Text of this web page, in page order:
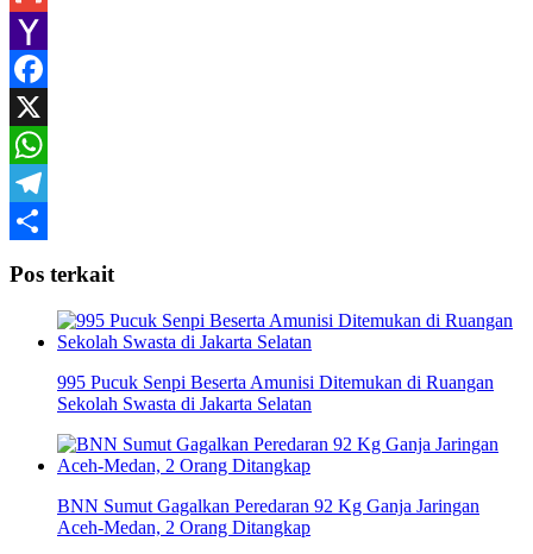
Gmail
Yahoo
Mail
Facebook
X
WhatsApp
Telegram
Pos terkait
995 Pucuk Senpi Beserta Amunisi Ditemukan di Ruangan
Sekolah Swasta di Jakarta Selatan
BNN Sumut Gagalkan Peredaran 92 Kg Ganja Jaringan
Aceh-Medan, 2 Orang Ditangkap